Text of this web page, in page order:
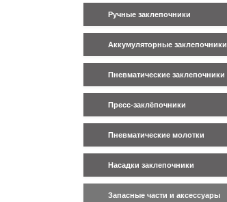
Ручные заклепочники
Аккумуляторные заклепочники
Пневматические заклепочники
Пресс-заклёпочники
Пневматические молотки
Насадки заклепочники
Запасные части и аксессуары